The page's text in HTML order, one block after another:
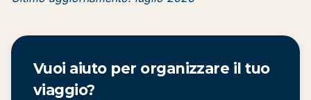
Vuoi aiuto per organizzare il tuo
viaggio?